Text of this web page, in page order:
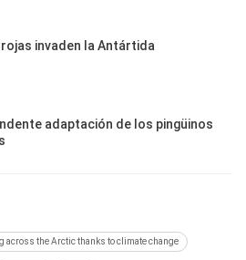
rojas invaden la Antártida
adaptación de los pingüinos
the Arctic thanks to climate change